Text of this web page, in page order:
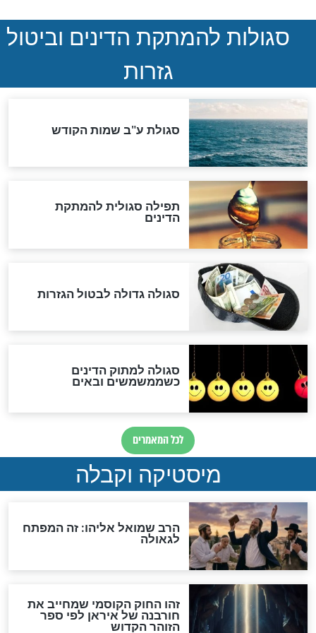
הותר לפרסום: לוחמי מילואים
נהרגו בדרום לבנון
ההסכם החשאי של טראמפ
ואיראן: בלי שקיפות ועם הרבה
סימני שאלה
המסמך האבוד שנחשף
במרתפי מוסקבה: כתב היד
הנדיר של הרשב"ם התגלה
"מודה לקב"ה על כל השנים"
לכל המאמרים
אחרית הימים
האם אפשר לחשב את הקץ?